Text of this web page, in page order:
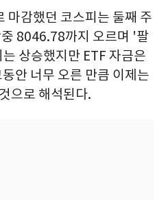
마감했던 코스피는 둘째 주
8046.78까지 오르며 '팔
상승했지만 ETF 자금은
안 너무 오른 만큼 이제는
으로 해석된다.